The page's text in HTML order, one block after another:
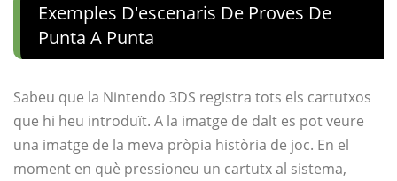
Exemples D'escenaris De Proves De
Punta A Punta
Sabeu que la Nintendo 3DS registra tots els cartutxos
que hi heu introduït. A la imatge de dalt es pot veure
una imatge de la meva pròpia història de joc. En el
moment en què pressioneu un cartutx al sistema,